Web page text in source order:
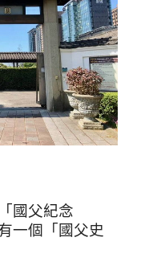
國父紀念
一個「國父史